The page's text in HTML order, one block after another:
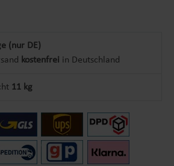
(nur DE)
kostenfrei in Deutschland
11 kg